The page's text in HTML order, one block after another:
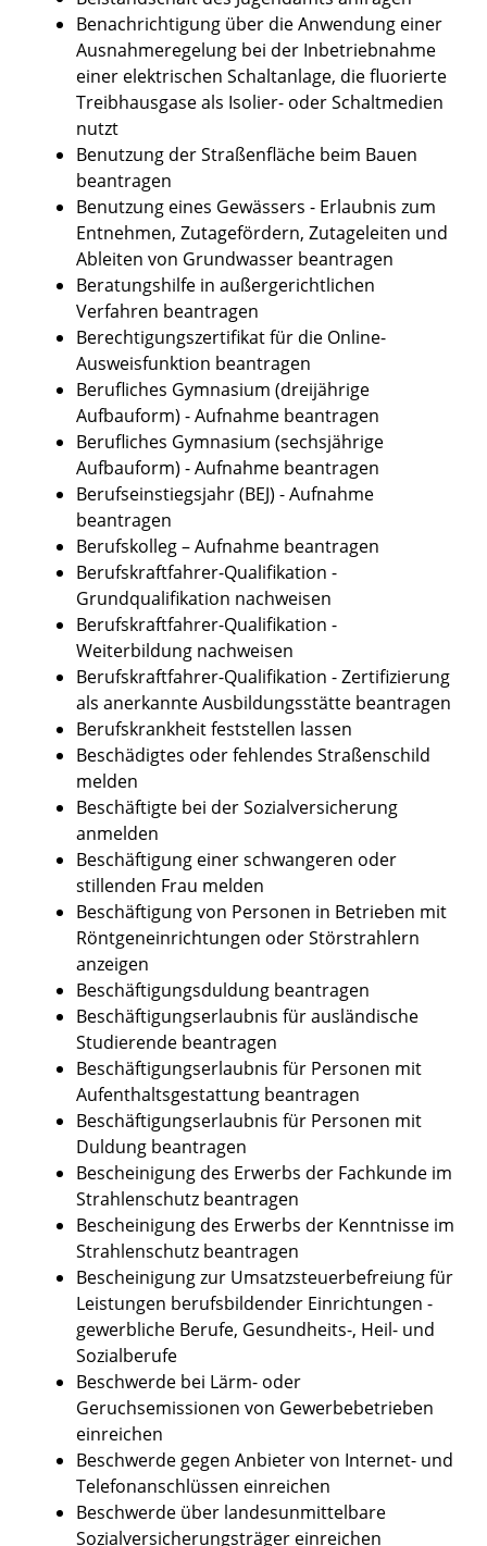
Benachrichtigung über die Anwendung einer
Ausnahmeregelung bei der Inbetriebnahme
einer elektrischen Schaltanlage, die fluorierte
Treibhausgase als Isolier- oder Schaltmedien
nutzt
Benutzung der Straßenfläche beim Bauen
beantragen
Benutzung eines Gewässers - Erlaubnis zum
Entnehmen, Zutagefördern, Zutageleiten und
Ableiten von Grundwasser beantragen
Beratungshilfe in außergerichtlichen
Verfahren beantragen
Berechtigungszertifikat für die Online-
Ausweisfunktion beantragen
Berufliches Gymnasium (dreijährige
Aufbauform) - Aufnahme beantragen
Berufliches Gymnasium (sechsjährige
Aufbauform) - Aufnahme beantragen
Berufseinstiegsjahr (BEJ) - Aufnahme
beantragen
Berufskolleg – Aufnahme beantragen
Berufskraftfahrer-Qualifikation -
Grundqualifikation nachweisen
Berufskraftfahrer-Qualifikation -
Weiterbildung nachweisen
Berufskraftfahrer-Qualifikation - Zertifizierung
als anerkannte Ausbildungsstätte beantragen
Berufskrankheit feststellen lassen
Beschädigtes oder fehlendes Straßenschild
melden
Beschäftigte bei der Sozialversicherung
anmelden
Beschäftigung einer schwangeren oder
stillenden Frau melden
Beschäftigung von Personen in Betrieben mit
Röntgeneinrichtungen oder Störstrahlern
anzeigen
Beschäftigungsduldung beantragen
Beschäftigungserlaubnis für ausländische
Studierende beantragen
Beschäftigungserlaubnis für Personen mit
Aufenthaltsgestattung beantragen
Beschäftigungserlaubnis für Personen mit
Duldung beantragen
Bescheinigung des Erwerbs der Fachkunde im
Strahlenschutz beantragen
Bescheinigung des Erwerbs der Kenntnisse im
Strahlenschutz beantragen
Bescheinigung zur Umsatzsteuerbefreiung für
Leistungen berufsbildender Einrichtungen -
gewerbliche Berufe, Gesundheits-, Heil- und
Sozialberufe
Beschwerde bei Lärm- oder
Geruchsemissionen von Gewerbebetrieben
einreichen
Beschwerde gegen Anbieter von Internet- und
Telefonanschlüssen einreichen
Beschwerde über landesunmittelbare
Sozialversicherungsträger einreichen